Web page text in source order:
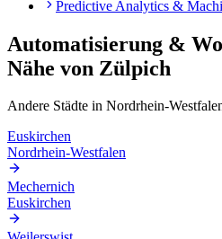
Predictive Analytics &
Automatisierung &
Nähe von Zülpich
Andere Städte in Nordrhein-
Euskirchen
Nordrhein-Westfalen
Mechernich
Euskirchen